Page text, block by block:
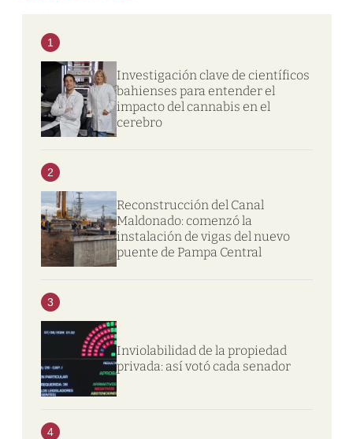
1
Investigación clave de científicos
bahienses para entender el
impacto del cannabis en el
cerebro
2
Reconstrucción del Canal
Maldonado: comenzó la
instalación de vigas del nuevo
puente de Pampa Central
3
Inviolabilidad de la propiedad
privada: así votó cada senador
4